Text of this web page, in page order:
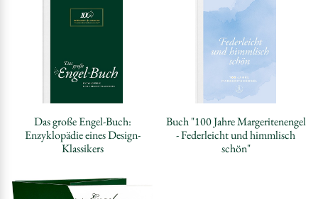
Das große Engel-Buch:
Enzyklopädie eines Design-
Klassikers
Buch "100 Jahre Margeritenengel
- Federleicht und himmlisch
schön"